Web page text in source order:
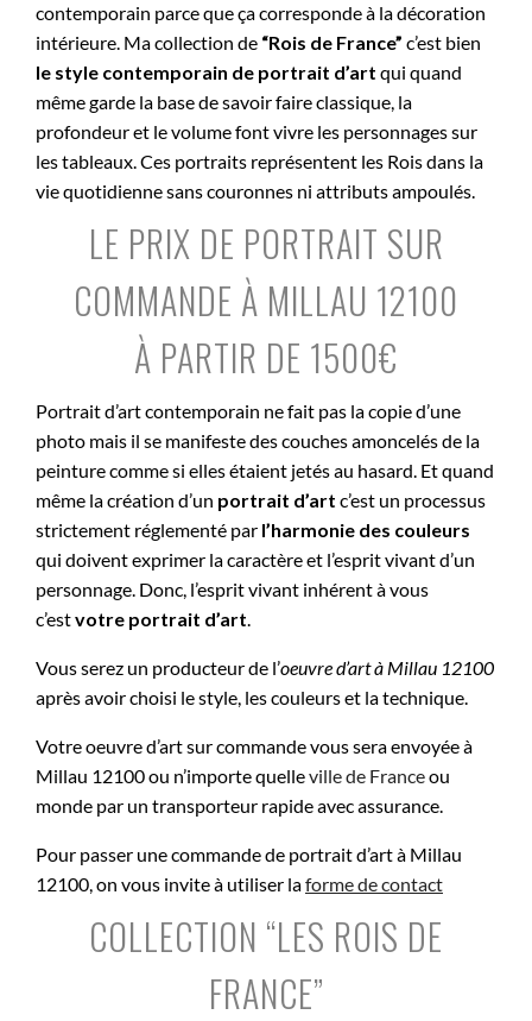
contemporain parce que ça corresponde à la décoration
intérieure. Ma collection de “Rois de France” c’est bien
le style contemporain de portrait d’art qui quand
même garde la base de savoir faire classique, la
profondeur et le volume font vivre les personnages sur
les tableaux. Ces portraits représentent les Rois dans la
vie quotidienne sans couronnes ni attributs ampoulés.
LE PRIX DE PORTRAIT SUR
COMMANDE À MILLAU 12100
À PARTIR DE 1500€
Portrait d’art contemporain ne fait pas la copie d’une
photo mais il se manifeste des couches amoncelés de la
peinture comme si elles étaient jetés au hasard. Et quand
même la création d’un portrait d’art c’est un processus
strictement réglementé par l’harmonie des couleurs
qui doivent exprimer la caractère et l’esprit vivant d’un
personnage. Donc, l’esprit vivant inhérent à vous
c’estvotre portrait d’art.
Vous serez un producteur de l’oeuvre d’art à Millau 12100
après avoir choisi le style, les couleurs et la technique.
Votre oeuvre d’art sur commande vous sera envoyée à
Millau 12100 ou n’importe quelleville de Franceou
monde par un transporteur rapide avec assurance.
Pour passer une commande de portrait d’art à Millau
12100, on vous invite à utiliser laforme de contact
COLLECTION “LES ROIS DE
FRANCE”